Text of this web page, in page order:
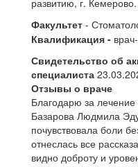
развитию, г. Кемерово.
Факультет -
Квалификация -
Свидетельство об
специалиста
Отзывы о враче
Благодарю за
Базарова Людмила
почувствовала боли
отнеслась все
видно доброту и